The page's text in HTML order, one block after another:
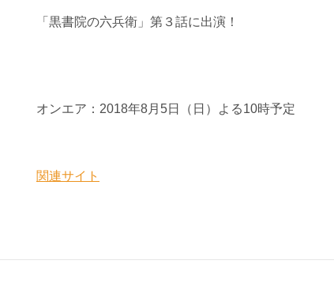
「黒書院の六兵衛」第３話に出演！
オンエア：2018年8月5日（日）よる10時予定
関連サイト